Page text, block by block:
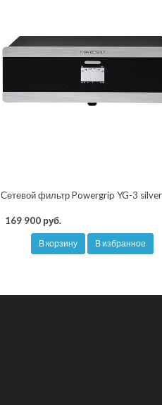
Сетевой фильтр Powergrip YG-3 silver
169 900 руб.
В корзину В избранное